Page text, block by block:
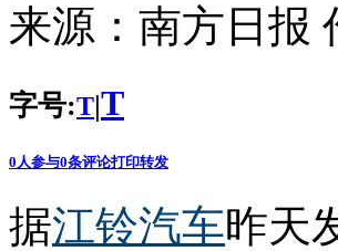
来源： 南方日报
字号:T|T
0 人参与0条评论打印转发
据江铃汽车昨天